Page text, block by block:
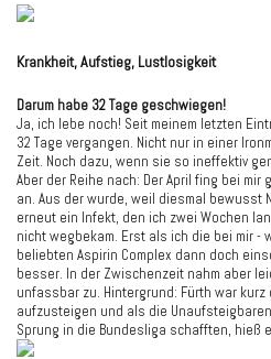
Krankheit, Aufstieg, Lustlosigkeit
Darum habe 32 Tage geschwiegen!
Ja, ich lebe noch! Seit meinem letzten
32 Tage vergangen. Nicht nur in einer
Zeit. Noch dazu, wenn sie so ineffektiv
Aber der Reihe nach: Der April fing bei
an. Aus der wurde, weil diesmal bewusst
erneut ein Infekt, den ich zwei Wochen
nicht wegbekam. Erst als ich die bei mir -
beliebten Aspirin Complex dann doch
besser. In der Zwischenzeit nahm aber
unfassbar zu. Hintergrund: Fürth war kurz
aufzusteigen und als die
Sprung in die Bundesliga schafften, hieß